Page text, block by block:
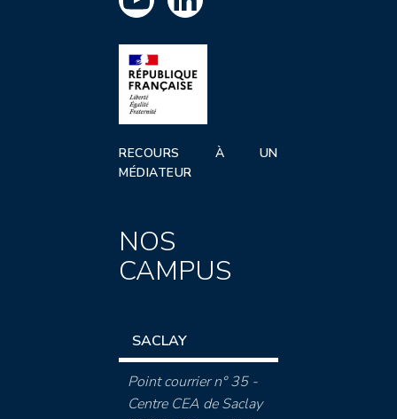
RECOURS À UN
MÉDIATEUR
NOS
CAMPUS
SACLAY
Point courrier n° 35 -
Centre CEA de Saclay